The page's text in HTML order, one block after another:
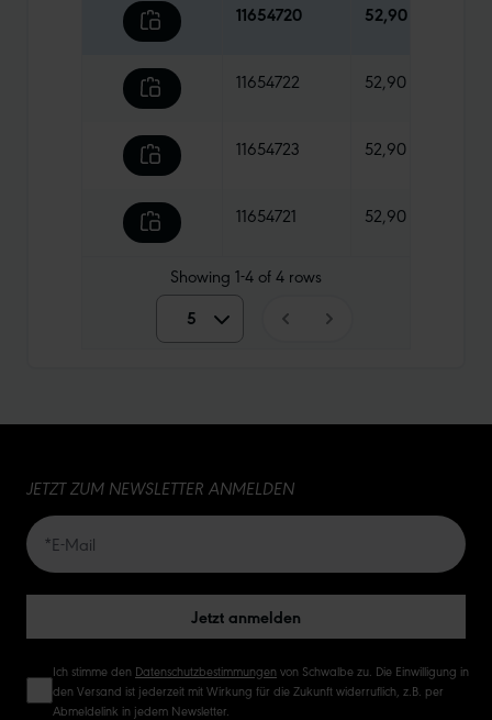
11654720 52,90 €
11654722 52,90 €
11654723 52,90 €
11654721 52,90 €
Showing 1-4of4 rows
5 5
20
JETZT ZUM NEWSLETTER ANMELDEN
Jetzt anmelden
Ich stimme den Datenschutzbestimmungen von Schwalbe zu. Die Einwilligung in
den Versand ist jederzeit mit Wirkung für die Zukunft widerruflich, z.B. per
Abmeldelink in jedem Newsletter.